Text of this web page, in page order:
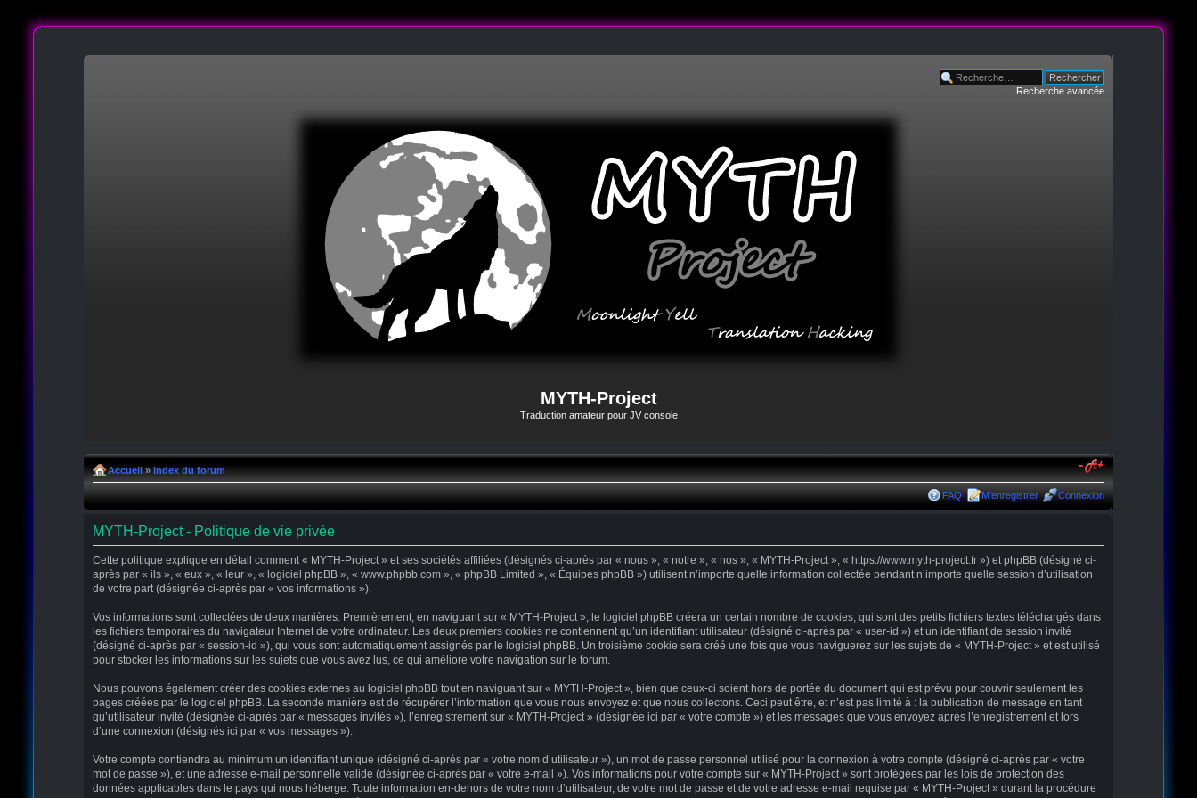
Recherche avancée
MYTH-Project
Traduction amateur pour JV console
Accueil» Index du forum
FAQ M’enregistrer Connexion
MYTH-Project - Politique de vie privée
Cette politique explique en détail comment « MYTH-Project » et ses sociétés affiliées (désignés ci-après par « nous », « notre », « nos », « MYTH-Project », « https://www.myth-project.fr ») et phpBB (désigné ci-
après par « ils », « eux », « leur », « logiciel phpBB », « www.phpbb.com », « phpBB Limited », « Équipes phpBB ») utilisent n’importe quelle information collectée pendant n’importe quelle session d’utilisation
de votre part (désignée ci-après par « vos informations »).
Vos informations sont collectées de deux manières. Premièrement, en naviguant sur « MYTH-Project », le logiciel phpBB créera un certain nombre de cookies, qui sont des petits fichiers textes téléchargés dans
les fichiers temporaires du navigateur Internet de votre ordinateur. Les deux premiers cookies ne contiennent qu’un identifiant utilisateur (désigné ci-après par « user-id ») et un identifiant de session invité
(désigné ci-après par « session-id »), qui vous sont automatiquement assignés par le logiciel phpBB. Un troisième cookie sera créé une fois que vous naviguerez sur les sujets de « MYTH-Project » et est utilisé
pour stocker les informations sur les sujets que vous avez lus, ce qui améliore votre navigation sur le forum.
Nous pouvons également créer des cookies externes au logiciel phpBB tout en naviguant sur « MYTH-Project », bien que ceux-ci soient hors de portée du document qui est prévu pour couvrir seulement les
pages créées par le logiciel phpBB. La seconde manière est de récupérer l’information que vous nous envoyez et que nous collectons. Ceci peut être, et n’est pas limité à : la publication de message en tant
qu’utilisateur invité (désignée ci-après par « messages invités »), l’enregistrement sur « MYTH-Project » (désignée ici par « votre compte ») et les messages que vous envoyez après l’enregistrement et lors
d’une connexion (désignés ici par « vos messages »).
Votre compte contiendra au minimum un identifiant unique (désigné ci-après par « votre nom d’utilisateur »), un mot de passe personnel utilisé pour la connexion à votre compte (désigné ci-après par « votre
mot de passe »), et une adresse e-mail personnelle valide (désignée ci-après par « votre e-mail »). Vos informations pour votre compte sur « MYTH-Project » sont protégées par les lois de protection des
données applicables dans le pays qui nous héberge. Toute information en-dehors de votre nom d’utilisateur, de votre mot de passe et de votre adresse e-mail requise par « MYTH-Project » durant la procédure